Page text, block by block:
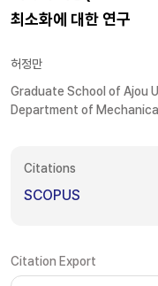
최소화에 대한 연구
허정만
Graduate School of Ajou
Department of
Citations
SCOPUS
Citation Export